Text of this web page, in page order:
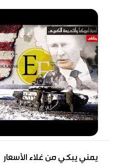
يمني يبكي من غلاء الأسعار